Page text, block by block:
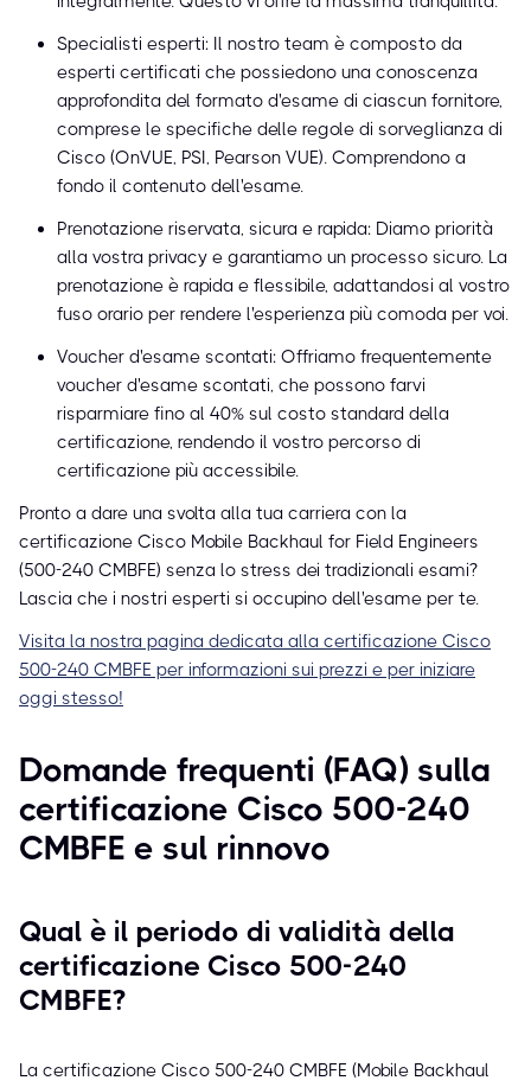
Specialisti esperti: Il nostro team è composto da
esperti certificati che possiedono una conoscenza
approfondita del formato d'esame di ciascun fornitore,
comprese le specifiche delle regole di sorveglianza di
Cisco (OnVUE, PSI, Pearson VUE). Comprendono a
fondo il contenuto dell'esame.
Prenotazione riservata, sicura e rapida: Diamo priorità
alla vostra privacy e garantiamo un processo sicuro. La
prenotazione è rapida e flessibile, adattandosi al vostro
fuso orario per rendere l'esperienza più comoda per voi.
Voucher d'esame scontati: Offriamo frequentemente
voucher d'esame scontati, che possono farvi
risparmiare fino al 40% sul costo standard della
certificazione, rendendo il vostro percorso di
certificazione più accessibile.
Pronto a dare una svolta alla tua carriera con la
certificazione Cisco Mobile Backhaul for Field Engineers
(500-240 CMBFE) senza lo stress dei tradizionali esami?
Lascia che i nostri esperti si occupino dell'esame per te.
Visita la nostra pagina dedicata alla certificazione Cisco
500-240 CMBFE per informazioni sui prezzi e per iniziare
oggi stesso!
Domande frequenti (FAQ) sulla
certificazione Cisco 500-240
CMBFE e sul rinnovo
Qual è il periodo di validità della
certificazione Cisco 500-240
CMBFE?
La certificazione Cisco 500-240 CMBFE (Mobile Backhaul